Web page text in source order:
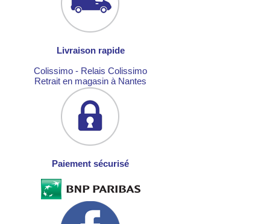
Livraison rapide
Colissimo - Relais Colissimo
Retrait en magasin à Nantes
Paiement sécurisé